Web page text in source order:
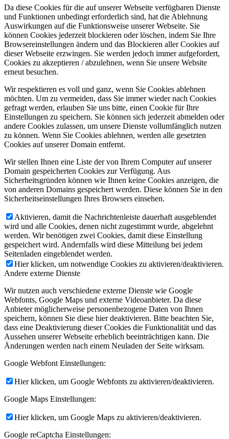
Da diese Cookies für die auf unserer Webseite verfügbaren Dienste
und Funktionen unbedingt erforderlich sind, hat die Ablehnung
Auswirkungen auf die Funktionsweise unserer Webseite. Sie
können Cookies jederzeit blockieren oder löschen, indem Sie Ihre
Browsereinstellungen ändern und das Blockieren aller Cookies auf
dieser Webseite erzwingen. Sie werden jedoch immer aufgefordert,
Cookies zu akzeptieren / abzulehnen, wenn Sie unsere Website
erneut besuchen.
Wir respektieren es voll und ganz, wenn Sie Cookies ablehnen
möchten. Um zu vermeiden, dass Sie immer wieder nach Cookies
gefragt werden, erlauben Sie uns bitte, einen Cookie für Ihre
Einstellungen zu speichern. Sie können sich jederzeit abmelden oder
andere Cookies zulassen, um unsere Dienste vollumfänglich nutzen
zu können. Wenn Sie Cookies ablehnen, werden alle gesetzten
Cookies auf unserer Domain entfernt.
Wir stellen Ihnen eine Liste der von Ihrem Computer auf unserer
Domain gespeicherten Cookies zur Verfügung. Aus
Sicherheitsgründen können wie Ihnen keine Cookies anzeigen, die
von anderen Domains gespeichert werden. Diese können Sie in den
Sicherheitseinstellungen Ihres Browsers einsehen.
Aktivieren, damit die Nachrichtenleiste dauerhaft ausgeblendet
wird und alle Cookies, denen nicht zugestimmt wurde, abgelehnt
werden. Wir benötigen zwei Cookies, damit diese Einstellung
gespeichert wird. Andernfalls wird diese Mitteilung bei jedem
Seitenladen eingeblendet werden.
Hier klicken, um notwendige Cookies zu aktivieren/deaktivieren.
Andere externe Dienste
Wir nutzen auch verschiedene externe Dienste wie Google
Webfonts, Google Maps und externe Videoanbieter. Da diese
Anbieter möglicherweise personenbezogene Daten von Ihnen
speichern, können Sie diese hier deaktivieren. Bitte beachten Sie,
dass eine Deaktivierung dieser Cookies die Funktionalität und das
Aussehen unserer Webseite erheblich beeinträchtigen kann. Die
Änderungen werden nach einem Neuladen der Seite wirksam.
Google Webfont Einstellungen:
Hier klicken, um Google Webfonts zu aktivieren/deaktivieren.
Google Maps Einstellungen:
Hier klicken, um Google Maps zu aktivieren/deaktivieren.
Google reCaptcha Einstellungen: